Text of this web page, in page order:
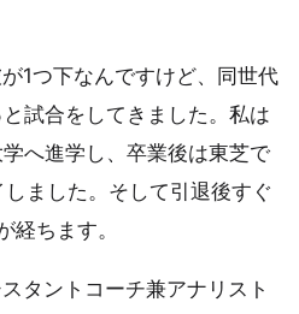
1つ下なんですけど、同世代
試合をしてきました。私は
へ進学し、卒業後は東芝で
ました。そして引退後すぐ
経ちます。
タントコーチ兼アナリスト